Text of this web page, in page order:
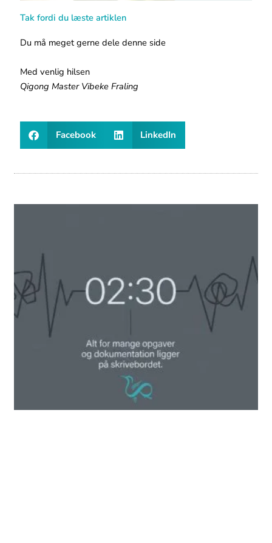
Tak fordi du læste artiklen
Du må meget gerne dele denne side
Med venlig hilsen
Qigong Master Vibeke Fraling
Facebook LinkedIn